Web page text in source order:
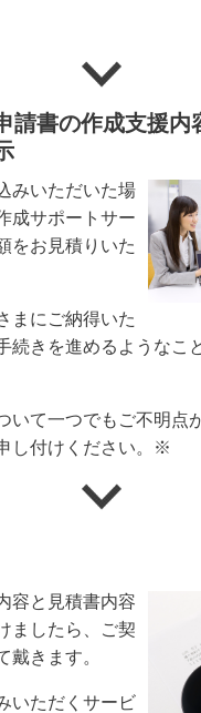
請書の作成支援内
みいただいた場
成サポートサー
をお見積りいた
まにご納得いた
続きを進めるようなこ
いて一つでもご不明点
し付けください。※
容と見積書内容
ましたら、ご契
戴きます。
いただくサービ